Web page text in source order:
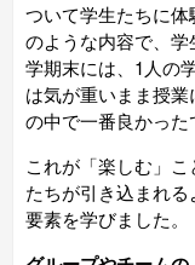
ついて学生たちに
のような内容で、学
学期末には、1人の
は気が重いまま授
の中で一番良かった
これが「楽しむ」
たちが引き込まれ
要素を学びました。